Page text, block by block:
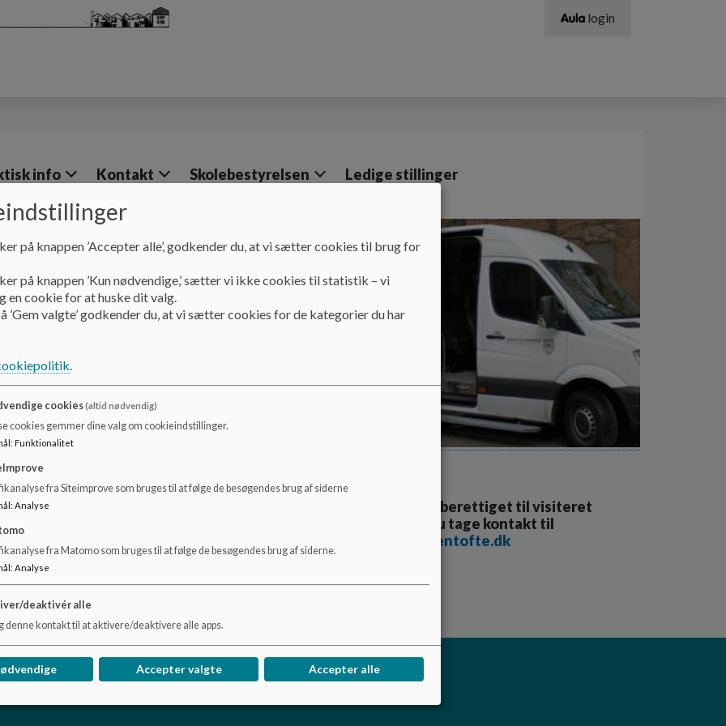
login
info Kontakt Skolebestyrelsen Ledige stillinger
Administration
Skolens har åbent mandag-torsdag kl. 8.00 -
Skolens kontorhar åbent mandag - torsdag
kl. 8.00 - 15.00 og fredag 8.00-14.00
Læs mere
Hvis dit barn er berettiget til visiteret
kørsel, bedes du tage kontakt til
skolekorsel@gentofte.dk
på knappen ’Accepter alle’, godkender du, at vi sætter cookies til brug for
på knappen ’Kun nødvendige,’ sætter vi ikke cookies til statistik – vi
en cookie for at huske dit valg.
’Gem valgte’ godkender du, at vi sætter cookies for de kategorier du har
.
cookies(altid nødvendig)
cookies gemmer dine valg om cookieindstillinger.
: Funktionalitet
fra Siteimprove som bruges til at følge de besøgendes brug af siderne
: Analyse
fra Matomo som bruges til at følge de besøgendes brug af siderne.
: Analyse
deaktivér alle
denne kontakt til at aktivere/deaktivere alle apps.
Accepter valgte Accepter alle